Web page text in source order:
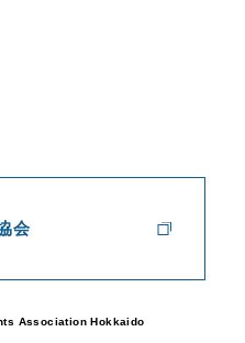
会
Association Hokkaido